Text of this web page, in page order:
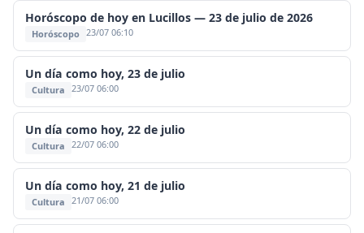
Horóscopo de hoy en Lucillos — 23 de julio de 2026
Horóscopo 23/07 06:10
Un día como hoy, 23 de julio
Cultura 23/07 06:00
Un día como hoy, 22 de julio
Cultura 22/07 06:00
Un día como hoy, 21 de julio
Cultura 21/07 06:00